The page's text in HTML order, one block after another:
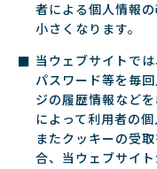
者による個人情報
小さくなります。
当ウェブサイトで
パスワード等を毎
ジの履歴情報など
によって利用者の
またクッキーの受
合、当ウェブサイ